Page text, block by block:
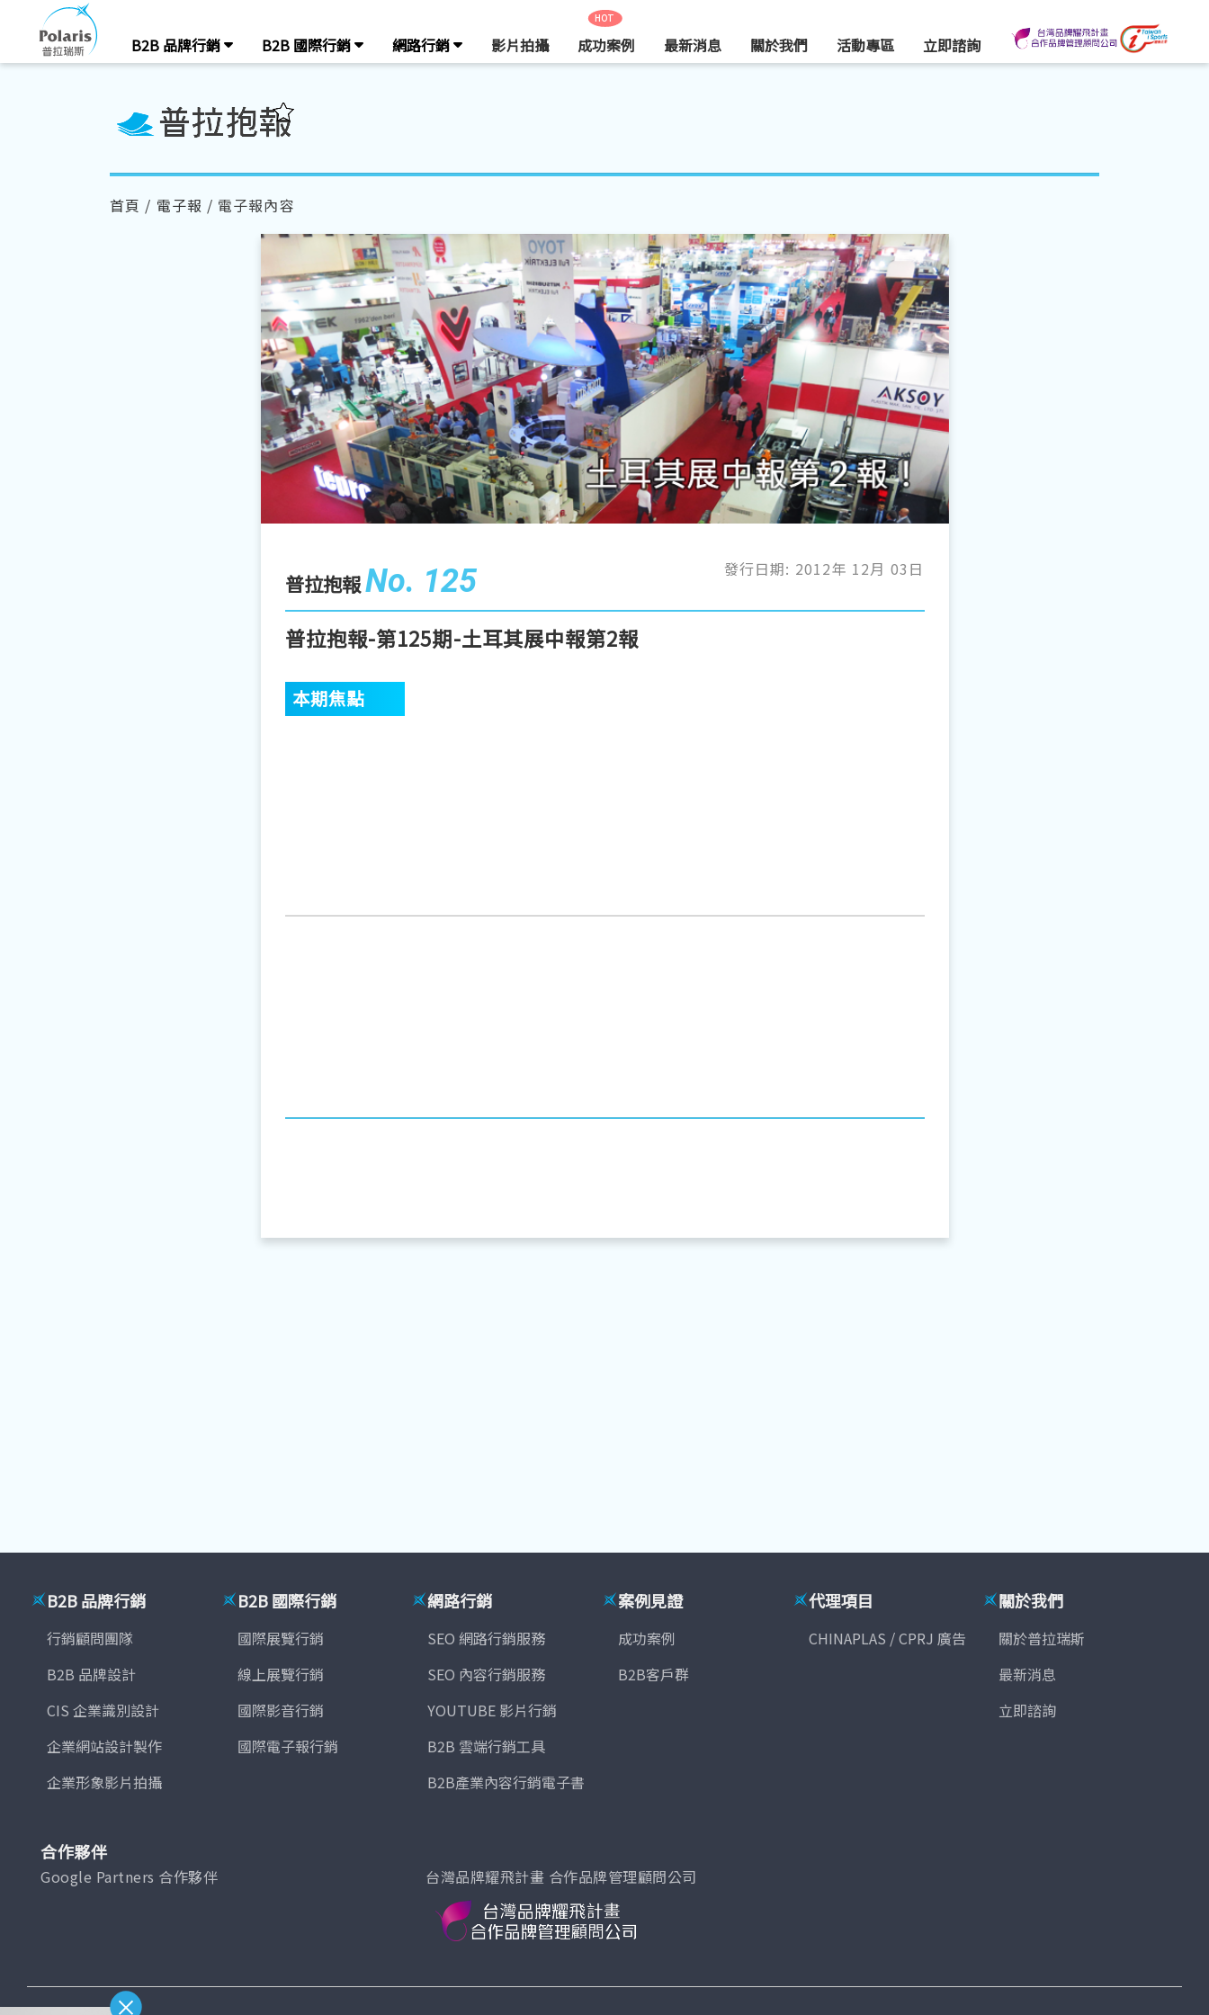
B2B 品牌行銷 B2B 國際行銷 網路行銷 影片拍攝
HOT
成功案例 最新消息 關於我們 活動專區 立即諮詢
首頁 / 電子報 / 電子報內容
普拉抱報No. 125 發行日期: 2012年 12月 03日
普拉抱報-第125期-土耳其展中報第2報
本期焦點
B2B 品牌行銷
行銷顧問團隊
B2B 品牌設計
CIS 企業識別設計
企業網站設計製作
企業形象影片拍攝
B2B 國際行銷
國際展覽行銷
線上展覽行銷
國際影音行銷
國際電子報行銷
網路行銷
SEO 網路行銷服務
SEO 內容行銷服務
YOUTUBE 影片行銷
B2B 雲端行銷工具
B2B產業內容行銷電子書
案例見證
成功案例
B2B客戶群
代理項目
CHINAPLAS / CPRJ 廣告
關於我們
關於普拉瑞斯
最新消息
立即諮詢
合作夥伴
Google Partners 合作夥伴 台灣品牌耀飛計畫 合作品牌管理顧問公司